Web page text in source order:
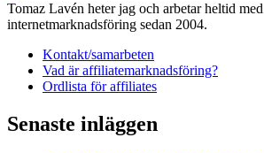
Tomaz Lavén heter jag och arbetar heltid med
internetmarknadsföring sedan 2004.
Kontakt/samarbeten
Vad är affiliatemarknadsföring?
Ordlista för affiliates
Senaste inläggen